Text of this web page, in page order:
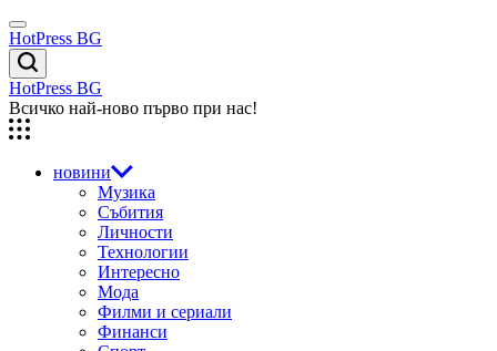
Skip
to
content
Menu
HotPress BG
Търсене
HotPress BG
Всичко най-ново първо при нас!
новини
Музика
Събития
Личности
Технологии
Интересно
Мода
Филми и сериали
Финанси